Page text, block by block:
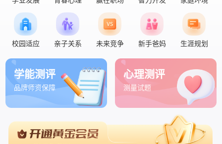
校园适应 亲子关系 未来竞争 新手爸妈 生涯规划
学能测评
品牌师资保障
心理测评
测量试题